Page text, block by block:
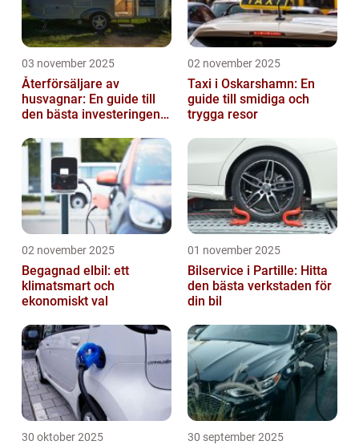
03 november 2025
Återförsäljare av
husvagnar: En guide till
den bästa investeringen
02 november 2025
Taxi i Oskarshamn: En
guide till smidiga och
trygga resor
02 november 2025
Begagnad elbil: ett
klimatsmart och
ekonomiskt val
01 november 2025
Bilservice i Partille: Hitta
den bästa verkstaden för
din bil
30 oktober 2025 30 september 2025